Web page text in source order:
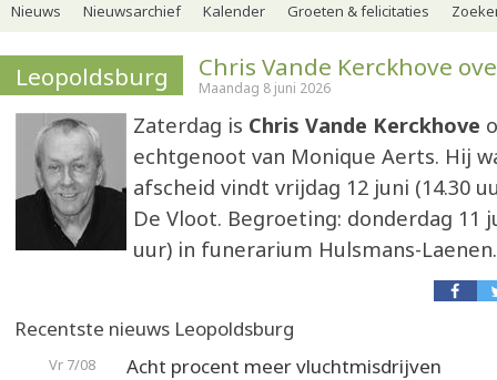
Nieuws Nieuwsarchief Kalender Groeten & felicitaties
Leopoldsburg Chris Vande Kerckhove
Maandag 8 juni 2026
Zaterdag is Chris Vande Kerckhove
echtgenoot van Monique Aerts. Hij
afscheid vindt vrijdag 12 juni (14.30
De Vloot. Begroeting: donderdag 11
uur) in funerarium Hulsmans-Laenen.
Recentste nieuws Leopoldsburg
Vr 7/08 Acht procent meer vluchtmisdrijven